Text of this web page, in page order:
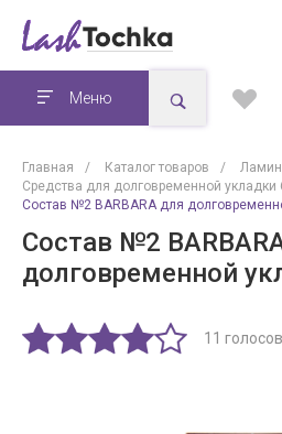
Меню
Главная / Каталог товаров /
Средства для долговременной укладки
Состав №2 BARBARA для
Состав №2
долговременной
11 голосов